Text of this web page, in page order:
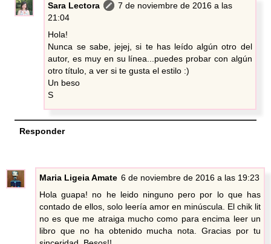
Sara Lectora
7 de noviembre de 2016 a las
21:04
Hola!
Nunca se sabe, jejej, si te has leído algún otro del
autor, es muy en su línea...puedes probar con algún
otro título, a ver si te gusta el estilo :)
Un beso
S
Responder
Maria Ligeia Amate 6 de noviembre de 2016 a las 19:23
Hola guapa! no he leido ninguno pero por lo que has
contado de ellos, solo leería amor en minúscula. El chik lit
no es que me atraiga mucho como para encima leer un
libro que no ha obtenido mucha nota. Gracias por tu